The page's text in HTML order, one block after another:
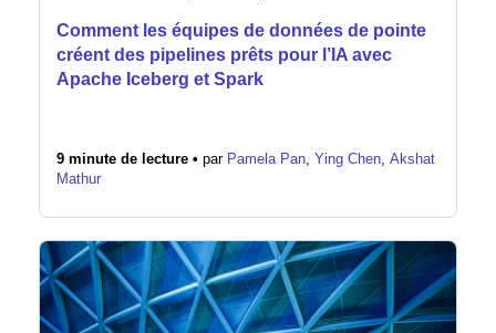
Comment les équipes de données de pointe
créent des pipelines prêts pour l’IA avec
Apache Iceberg et Spark
9 minute de lecture • par Pamela Pan, Ying Chen, Akshat
Mathur